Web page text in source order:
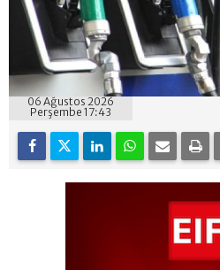
06 Ağustos 2026
Perşembe 17:43